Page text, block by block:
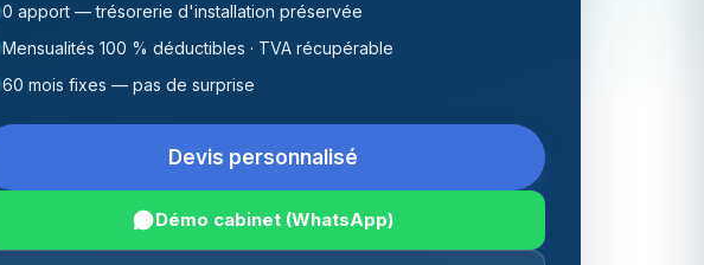
0 apport — trésorerie d'installation préservée
Mensualités 100 % déductibles · TVA récupérable
60 mois fixes — pas de surprise
Devis personnalisé
Démo cabinet (WhatsApp)